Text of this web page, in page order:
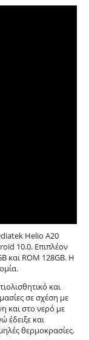
Helio A20
10.0. Επιπλέον
και ROM 128GB. Η
και
σε σχέση με
και στο νερό με
έδειξε και
θερμοκρασίες.